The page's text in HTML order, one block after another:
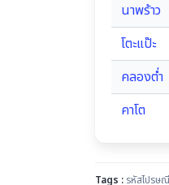
นาพร้าว
โตะแป๊ะ
คลองต่ำ
คาโต
Tags : รหัสไปรษณี